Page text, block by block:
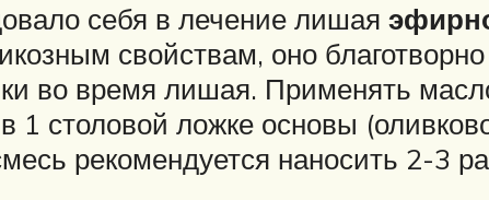
себя в лечение лишая
свойствам, оно
во время лишая. Применять
1 столовой ложке основы
рекомендуется наносить 2-3